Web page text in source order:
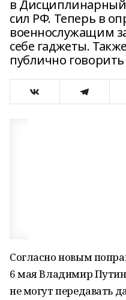
в
сил РФ. Теперь в
военнослужащим
себе гаджеты.
публично
Согласно новым
6 мая Владимир
не могут передавать